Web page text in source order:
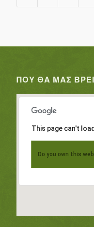
ΠΟΥ ΘΑ ΜΑΣ
This page can't
Do you own this